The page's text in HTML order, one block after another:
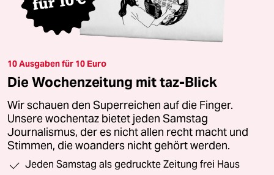
10 Ausgaben für 10 Euro
Die Wochenzeitung mit taz-Blick
Wir schauen den Superreichen auf die Finger.
Unsere wochentaz bietet jeden Samstag
Journalismus, der es nicht allen recht macht und
Stimmen, die woanders nicht gehört werden.
Jeden Samstag als gedruckte Zeitung frei Haus